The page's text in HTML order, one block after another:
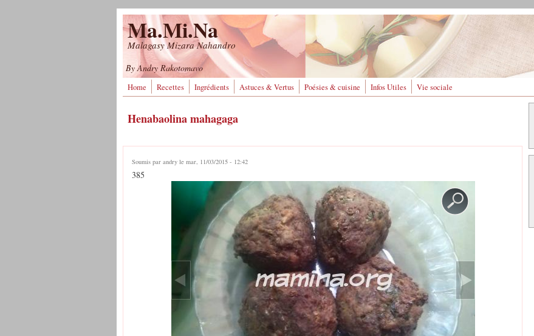
Ma.Mi.Na
Malagasy Mizara Nahandro
By Andry Rakotomavo
Home Recettes Ingrédients Astuces & Vertus Poésies & cuisine Infos Utiles Vie sociale
Henabaolina mahagaga
Soumis par andry le mar, 11/03/2015 - 12:42
385